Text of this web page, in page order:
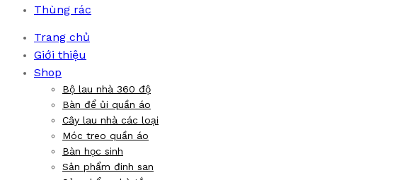
Thùng rác
Trang chủ
Giới thiệu
Shop
Bộ lau nhà 360 độ
Bàn để ủi quần áo
Cây lau nhà các loại
Móc treo quần áo
Bàn học sinh
Sản phẩm đinh san